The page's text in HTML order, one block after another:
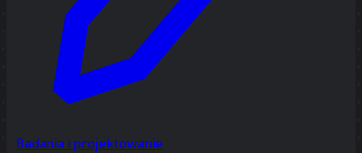
Badania i projektowanie